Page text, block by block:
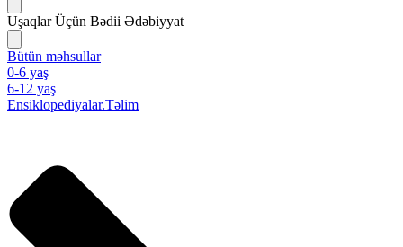
Uşaqlar Üçün Bədii Ədəbiyyat
Bütün məhsullar
0-6 yaş
6-12 yaş
Ensiklopediyalar.Təlim